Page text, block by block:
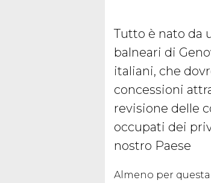
Tutto è nato da
balneari di
italiani, che
concessioni
revisione delle
occupati dei
nostro Paese
Almeno per